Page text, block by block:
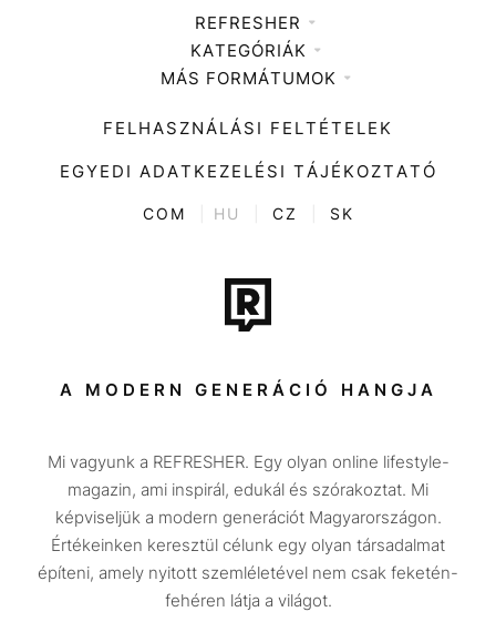
REFRESHER
Médiaajánlat
KATEGÓRIÁK
Zene
Divat
Kultúra
ENTR
Tech-Tudomány
Sport
Társadalom
Utazás
Életmód
Design
Beszélgetések
MÁS FORMÁTUMOK
FELHASZNÁLÁSI FELTÉTELEK
EGYEDI ADATKEZELÉSI TÁJÉKOZTATÓ
COM HU CZ SK
A MODERN GENERÁCIÓ HANGJA
Mi vagyunk a REFRESHER. Egy olyan online lifestyle-
magazin, ami inspirál, edukál és szórakoztat. Mi
képviseljük a modern generációt Magyarországon.
Értékeinken keresztül célunk egy olyan társadalmat
építeni, amely nyitott szemléletével nem csak feketén-
fehéren látja a világot.